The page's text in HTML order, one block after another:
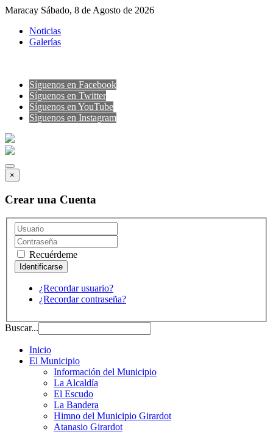
Maracay Sábado, 8 de Agosto de 2026
Noticias
Galerías
Síguenos en Facebook
Síguenos en Twitter
Síguenos en YouTube
Sìguenos en Instagram
×
Crear una Cuenta
Recuérdeme
¿Recordar usuario?
¿Recordar contraseña?
Buscar...
Inicio
El Municipio
Información del Municipio
La Alcaldía
El Escudo
La Bandera
Himno del Municipio Girardot
Atanasio Girardot